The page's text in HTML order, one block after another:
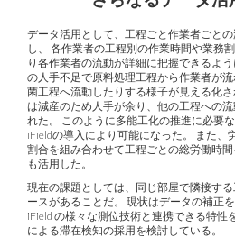
データ活用として、工程ごと作業者ごと
し、 各作業者の工程別の作業時間や業務
り各作業者の流動が詳細に把握できるよ
の人手不足で原料処理工程から作業者が
菌工程へ流動したりする様子が見える化
は減産のため人手が余り、他の工程への
れた。 このように多能工化の推進に必要
iFieldの導入により可能になった。 また、
割合を組み合わせて工程ごとの総労働時
も活用した。
現在の課題としては、同じ部屋で隣接す
ースがあることだ。 現状はデータの補正
iField の様々な測位技術と連携できる特性
による滞在検知の採用を検討している。